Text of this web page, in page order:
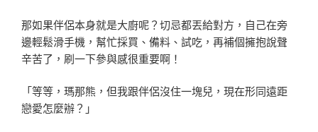
那如果伴侶本身就是大廚呢？切忌都丟給對方，自己在旁
邊輕鬆滑手機，幫忙採買、備料、試吃，再補個擁抱說聲
辛苦了，刷一下參與感很重要啊！
「等等，瑪那熊，但我跟伴侶沒住一塊兒，現在形同遠距
戀愛怎麼辦？」